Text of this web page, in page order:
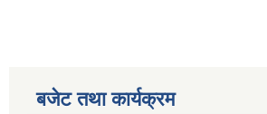
बजेट तथा कार्यक्रम